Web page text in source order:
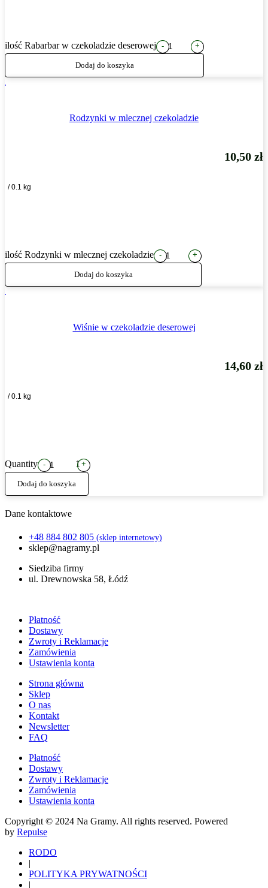
ilość Rabarbar w czekoladzie deserowej - +
Dodaj do koszyka
Rodzynki w mlecznej czekoladzie
10,50 zł
/ 0.1 kg
ilość Rodzynki w mlecznej czekoladzie - +
Dodaj do koszyka
Wiśnie w czekoladzie deserowej
14,60 zł
/ 0.1 kg
Quantity - 1+
Dodaj do koszyka
Dane kontaktowe
+48 884 802 805 (sklep internetowy)
sklep@nagramy.pl
Siedziba firmy
ul. Drewnowska 58, Łódź
Płatność
Dostawy
Zwroty i Reklamacje
Zamówienia
Ustawienia konta
Strona główna
Sklep
O nas
Kontakt
Newsletter
FAQ
Płatność
Dostawy
Zwroty i Reklamacje
Zamówienia
Ustawienia konta
Copyright © 2024 Na Gramy. All rights reserved. Powered
by Repulse
RODO
|
POLITYKA PRYWATNOŚCI
|